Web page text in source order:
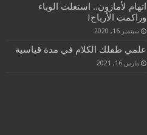
اتهام لأمازون.. استغلت الوباء
وراكمت الأرباح!
سبتمبر 16, 2020
علمي طفلك الكلام في مدة قياسية
مارس 16, 2021